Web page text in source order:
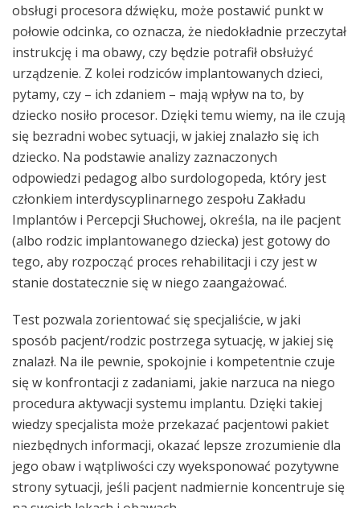
obsługi procesora dźwięku, może postawić punkt w
połowie odcinka, co oznacza, że niedokładnie przeczytał
instrukcję i ma obawy, czy będzie potrafił obsłużyć
urządzenie. Z kolei rodziców implantowanych dzieci,
pytamy, czy – ich zdaniem – mają wpływ na to, by
dziecko nosiło procesor. Dzięki temu wiemy, na ile czują
się bezradni wobec sytuacji, w jakiej znalazło się ich
dziecko. Na podstawie analizy zaznaczonych
odpowiedzi pedagog albo surdologopeda, który jest
członkiem interdyscyplinarnego zespołu Zakładu
Implantów i Percepcji Słuchowej, określa, na ile pacjent
(albo rodzic implantowanego dziecka) jest gotowy do
tego, aby rozpocząć proces rehabilitacji i czy jest w
stanie dostatecznie się w niego zaangażować.
Test pozwala zorientować się specjaliście, w jaki
sposób pacjent/rodzic postrzega sytuację, w jakiej się
znalazł. Na ile pewnie, spokojnie i kompetentnie czuje
się w konfrontacji z zadaniami, jakie narzuca na niego
procedura aktywacji systemu implantu. Dzięki takiej
wiedzy specjalista może przekazać pacjentowi pakiet
niezbędnych informacji, okazać lepsze zrozumienie dla
jego obaw i wątpliwości czy wyeksponować pozytywne
strony sytuacji, jeśli pacjent nadmiernie koncentruje się